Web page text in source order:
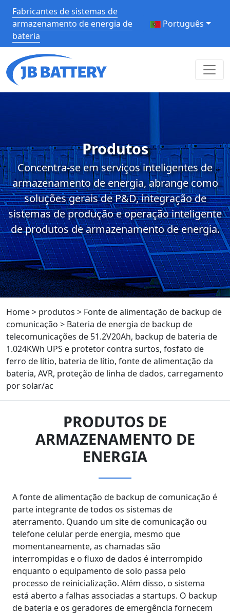
Fabricantes de sistemas de
armazenamento de energia de
bateria
Português
Produtos
Concentra-se em serviços inteligentes de
armazenamento de energia, abrange como
soluções gerais de P&D, integração de
sistemas de produção e operação inteligente
de produtos de armazenamento de energia.
Home> produtos > Fonte de alimentação de backup de
comunicação > Bateria de energia de backup de
telecomunicações de 51.2V20Ah, backup de bateria de
1.024KWh UPS e protetor contra surtos, fosfato de
ferro de lítio, bateria de lítio, fonte de alimentação da
bateria, AVR, proteção de linha de dados, carregamento
por solar/ac
PRODUTOS DE
ARMAZENAMENTO DE
ENERGIA
A fonte de alimentação de backup de comunicação é
parte integrante de todos os sistemas de
aterramento. Quando um site de comunicação ou
telefone celular perde energia, mesmo que
momentaneamente, as chamadas são
interrompidas e o fluxo de dados é interrompido
enquanto o equipamento de solo passa pelo
processo de reinicialização. Além disso, o sistema
está aberto a falhas associadas a startups. O backup
de bateria e os geradores de emergência fornecem